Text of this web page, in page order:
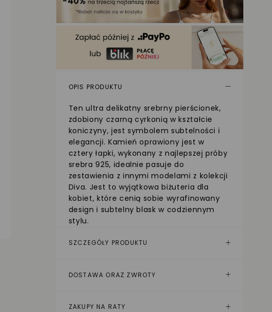
OPIS PRODUKTU
Ten ultra delikatny srebrny pierścionek,
zdobiony czarną cyrkonią w kształcie
koniczyny, jest symbolem subtelności i
elegancji. Kamień oprawiony jest w
cztery łapki, wykonany z najlepszej próby
srebra 925, idealnie pasuje do
zestawienia z innymi modelami z kolekcji
Diva. Jest to wyjątkowa biżuteria dla
kobiet, które cenią sobie wyrafinowany
design i subtelny blask w codziennym
stylu.
SZCZEGÓŁY PRODUKTU
DOSTAWA ORAZ ZWROTY
ZAKUPY NA RATY